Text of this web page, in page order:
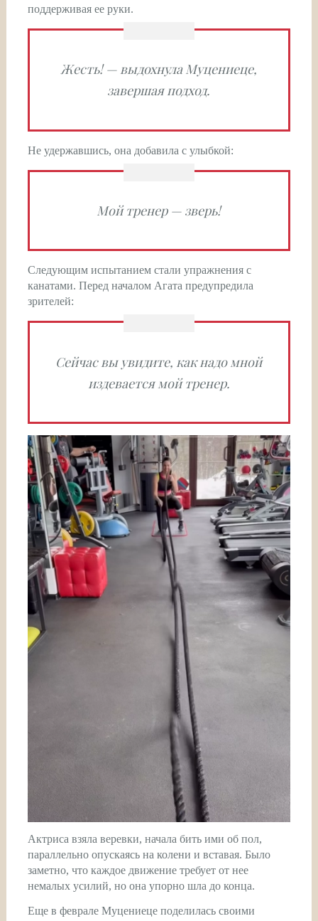
поддерживая ее руки.
Жесть! — выдохнула Муцениеце,
завершая подход.
Не удержавшись, она добавила с улыбкой:
Мой тренер — зверь!
Следующим испытанием стали упражнения с
канатами. Перед началом Агата предупредила
зрителей:
Сейчас вы увидите, как надо мной
издевается мой тренер.
Актриса взяла веревки, начала бить ими об пол,
параллельно опускаясь на колени и вставая. Было
заметно, что каждое движение требует от нее
немалых усилий, но она упорно шла до конца.
Еще в феврале Муцениеце поделилась своими